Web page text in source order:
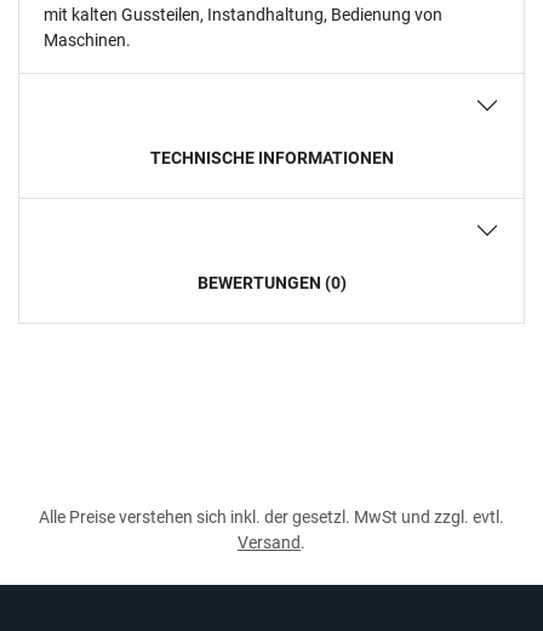
mit kalten Gussteilen, Instandhaltung, Bedienung von
Maschinen.
TECHNISCHE INFORMATIONEN
BEWERTUNGEN (0)
Alle Preise verstehen sich inkl. der gesetzl. MwSt und zzgl. evtl.
Versand.